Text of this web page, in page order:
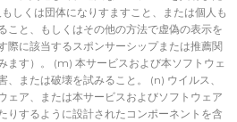
しくは団体になりすますこと、または個人も
こと、もしくはその他の方法で虚偽の表示を
際に該当するスポンサーシップまたは推薦関
ます）。 (m) 本サービスおよび本ソフトウェ
、または破壊を試みること。 (n) ウイルス、
ェア、または本サービスおよびソフトウェア
りするように設計されたコンポーネントを含